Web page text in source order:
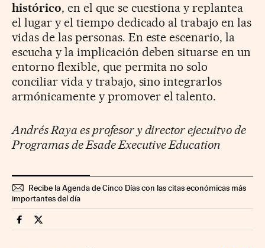
histórico, en el que se cuestiona y replantea
el lugar y el tiempo dedicado al trabajo en las
vidas de las personas. En este escenario, la
escucha y la implicación deben situarse en un
entorno flexible, que permita no solo
conciliar vida y trabajo, sino integrarlos
armónicamente y promover el talento.
Andrés Raya es profesor y director ejecuitvo de
Programas de Esade Executive Education
Recibe la Agenda de Cinco Días con las citas económicas más
importantes del día
Companias Cinco Días en Facebook
Companias Cinco Días en Twitter